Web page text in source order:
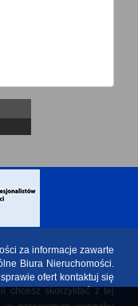
za informacje zawarte
Biura Nieruchomości.
ofert kontaktuj się
chcesz skorzystać z tej